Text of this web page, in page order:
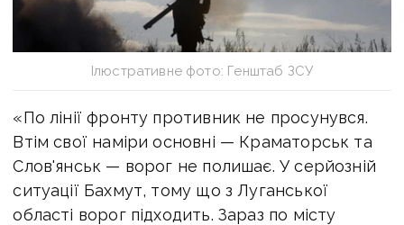
Ілюстративне фото: Генштаб ЗСУ
«По лінії фронту противник не просунувся.
Втім свої наміри основні — Краматорськ та
Слов'янськ — ворог не полишає. У серйозній
ситуації Бахмут, тому що з Луганської
області ворог підходить. Зараз по місту